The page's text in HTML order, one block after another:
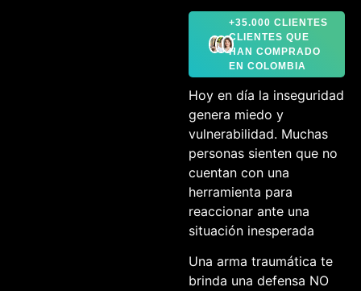
+35.000 CLIENTES
CLIENTES QUE
HAN COMPRADO
EN COLOMBIA
Hoy en día la inseguridad
genera miedo y
vulnerabilidad. Muchas
personas sienten que no
cuentan con una
herramienta para
reaccionar ante una
situación inesperada
Una arma traumática te
brinda una defensa NO